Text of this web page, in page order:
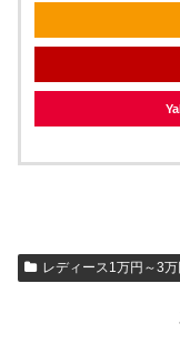
レディース1万円～3万